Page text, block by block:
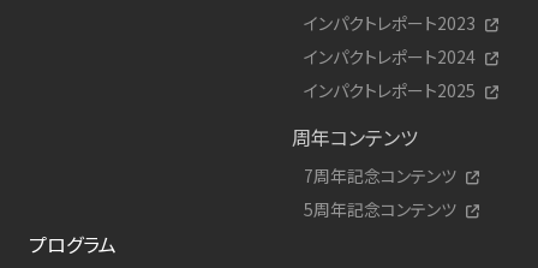
インパクトレポート2023
インパクトレポート2024
インパクトレポート2025
周年コンテンツ
7周年記念コンテンツ
5周年記念コンテンツ
プログラム